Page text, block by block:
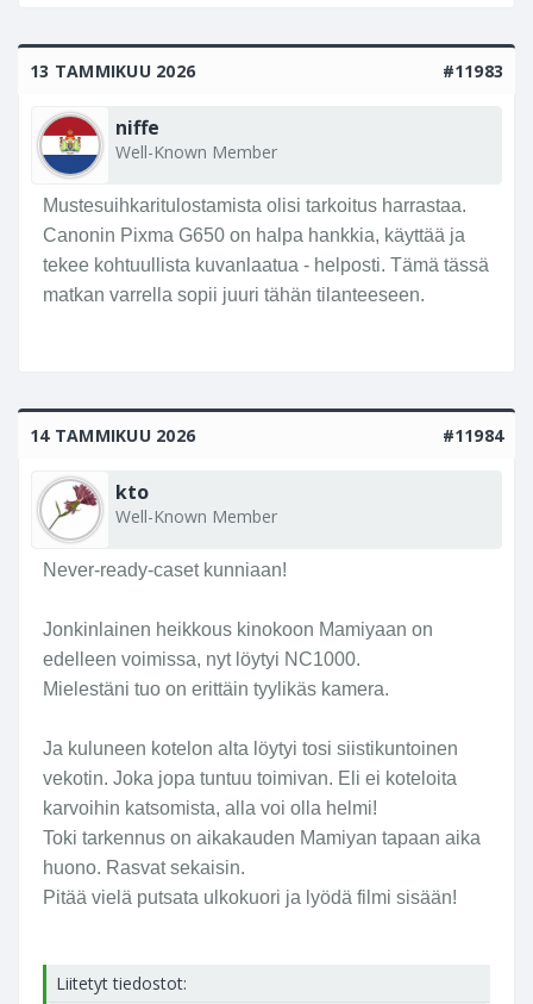
13 TAMMIKUU 2026 #11983
niffe
Well-Known Member
Mustesuihkaritulostamista olisi tarkoitus harrastaa.
Canonin Pixma G650 on halpa hankkia, käyttää ja
tekee kohtuullista kuvanlaatua - helposti. Tämä tässä
matkan varrella sopii juuri tähän tilanteeseen.
14 TAMMIKUU 2026 #11984
kto
Well-Known Member
Never-ready-caset kunniaan!
Jonkinlainen heikkous kinokoon Mamiyaan on
edelleen voimissa, nyt löytyi NC1000.
Mielestäni tuo on erittäin tyylikäs kamera.
Ja kuluneen kotelon alta löytyi tosi siistikuntoinen
vekotin. Joka jopa tuntuu toimivan. Eli ei koteloita
karvoihin katsomista, alla voi olla helmi!
Toki tarkennus on aikakauden Mamiyan tapaan aika
huono. Rasvat sekaisin.
Pitää vielä putsata ulkokuori ja lyödä filmi sisään!
Liitetyt tiedostot: